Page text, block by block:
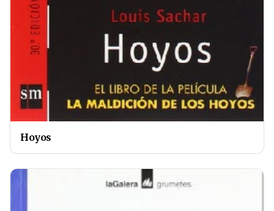
Hoyos